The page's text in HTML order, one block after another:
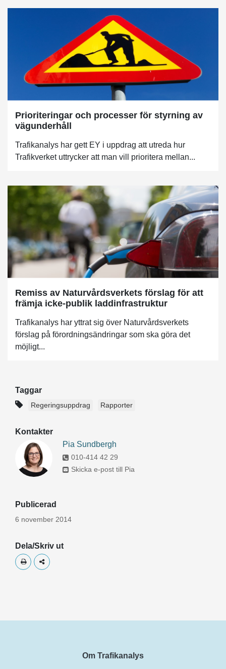
Prioriteringar och processer för styrning av
vägunderhåll
Trafikanalys har gett EY i uppdrag att utreda hur
Trafikverket uttrycker att man vill prioritera mellan...
Remiss av Naturvårdsverkets förslag för att
främja icke-publik laddinfrastruktur
Trafikanalys har yttrat sig över Naturvårdsverkets
förslag på förordningsändringar som ska göra det
möjligt...
Taggar
Regeringsuppdrag Rapporter
Kontakter
Pia Sundbergh
010-414 42 29
Skicka e-post till Pia
Publicerad
6 november 2014
Dela/Skriv ut
Skriv utDela
Om Trafikanalys